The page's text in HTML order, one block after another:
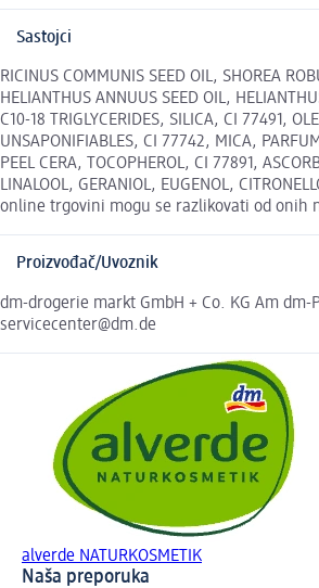
Sastojci
RICINUS COMMUNIS SEED OIL, SHOREA
HELIANTHUS ANNUUS SEED OIL,
C10-18 TRIGLYCERIDES, SILICA, CI 77491,
UNSAPONIFIABLES, CI 77742, MICA,
PEEL CERA, TOCOPHEROL, CI 77891,
LINALOOL, GERANIOL, EUGENOL,
online trgovini mogu se razlikovati od onih
Proizvođač/Uvoznik
dm-drogerie markt GmbH + Co. KG Am dm-
servicecenter@dm.de
alverde NATURKOSMETIK
Naša preporuka